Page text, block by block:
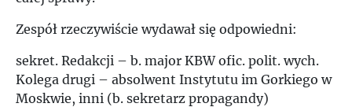
Zespół rzeczywiście wydawał się odpowiedni:
sekret. Redakcji – b. major KBW ofic. polit. wych.
Kolega drugi – absolwent Instytutu im Gorkiego w
Moskwie, inni (b. sekretarz propagandy)